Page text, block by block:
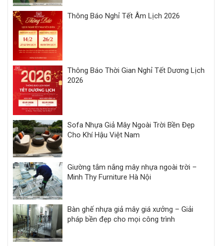
Thông Báo Nghỉ Tết Âm Lịch 2026
Thông Báo Thời Gian Nghỉ Tết Dương Lịch
2026
Sofa Nhựa Giả Mây Ngoài Trời Bền Đẹp
Cho Khí Hậu Việt Nam
Giường tắm nắng mây nhựa ngoài trời –
Minh Thy Furniture Hà Nội
Bàn ghế nhựa giả mây giá xưởng – Giải
pháp bền đẹp cho mọi công trình